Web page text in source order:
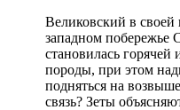
Великовский в
западном побережье
становилась
породы, при этом
подняться на
связь? Зеты